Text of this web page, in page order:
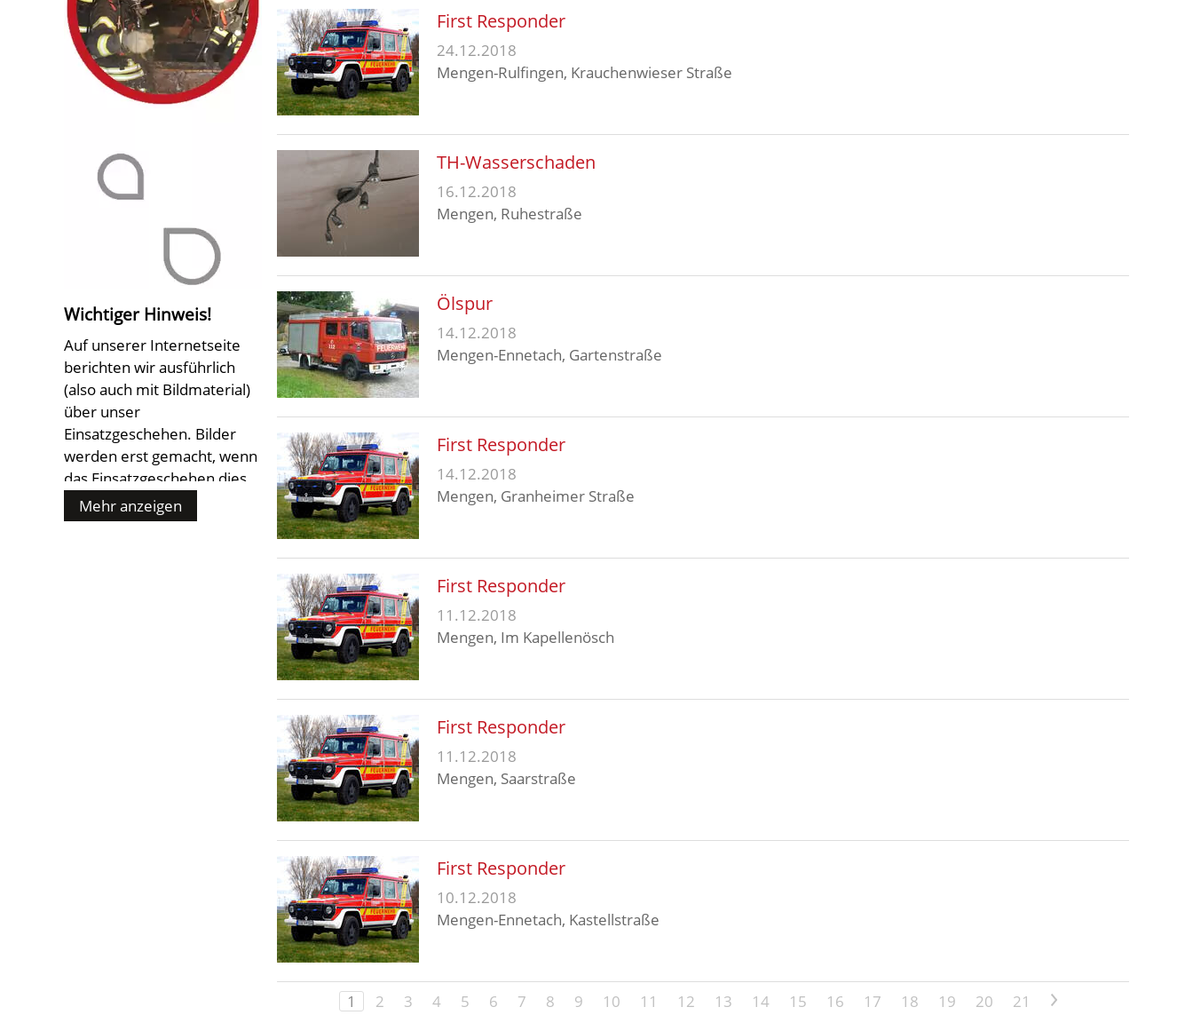
Wichtiger Hinweis!
Auf unserer Internetseite
berichten wir ausführlich
(also auch mit Bildmaterial)
über unser
Einsatzgeschehen. Bilder
werden erst gemacht, wenn
das Einsatzgeschehen dies
zulässt ! Es werden keine
Bilder von Verletzten oder
Mehr anzeigen
First Responder
24.12.2018
Mengen-Rulfingen, Krauchenwieser Straße
TH-Wasserschaden
16.12.2018
Mengen, Ruhestraße
Ölspur
14.12.2018
Mengen-Ennetach, Gartenstraße
First Responder
14.12.2018
Mengen, Granheimer Straße
First Responder
11.12.2018
Mengen, Im Kapellenösch
First Responder
11.12.2018
Mengen, Saarstraße
First Responder
10.12.2018
Mengen-Ennetach, Kastellstraße
1 2 3 4 5 6 7 8 9 10 11 12 13 14 15 16 17 18 19 20 21 >